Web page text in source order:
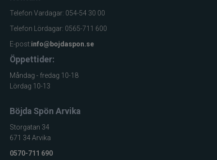
Telefon Vardagar: 054-54 30 00
Telefon Lördagar: 0565-711 600
E-post:info@bojdaspon.se
Öppettider:
Måndag - fredag 10-18
Lördag 10-13
Böjda Spön Arvika
Storgatan 34
671 34 Arvika
0570-711 690